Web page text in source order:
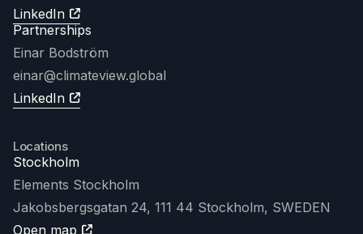
LinkedIn
Partnerships
Einar Bodström
einar@climateview.global
LinkedIn
Locations
Stockholm
Elements Stockholm
Jakobsbergsgatan 24, 111 44 Stockholm, SWEDEN
Open map